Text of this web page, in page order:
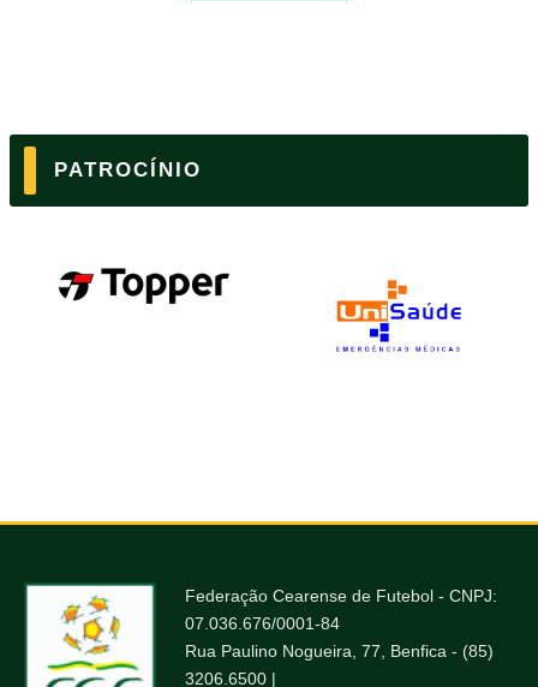
PATROCÍNIO
Federação Cearense de Futebol - CNPJ:
07.036.676/0001-84
Rua Paulino Nogueira, 77, Benfica - (85)
3206.6500 |